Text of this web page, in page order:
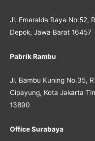
Jl. Emeralda Raya No.52,
Depok, Jawa Barat 16457
Pabrik Rambu
Jl. Bambu Kuning No.35,
Cipayung, Kota Jakarta
13890
Office Surabaya